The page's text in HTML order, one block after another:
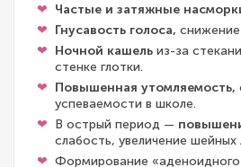
Частые и затяжные
Гнусавость голоса, снижение
Ночной кашель из-за
стенке глотки.
Повышенная утомляемость,
успеваемости в школе.
В острый период —
слабость, увеличение
Формирование «аденоидного